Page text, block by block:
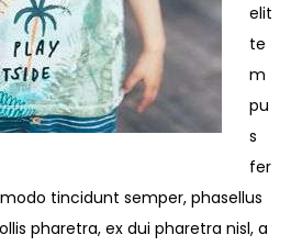
elit
te
m
pu
s
fer
tincidunt semper, phasellus
pharetra, ex dui pharetra nisl, a